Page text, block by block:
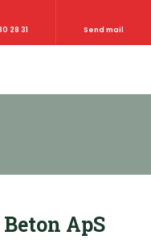
28 31 Send mail
ApS